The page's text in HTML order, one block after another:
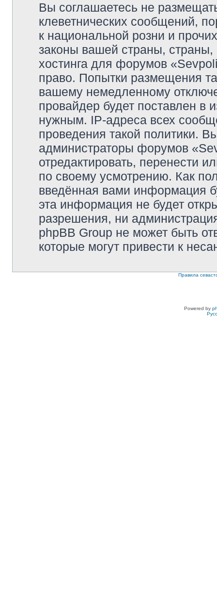
Вы соглашаетесь не
клеветнических сообщений,
к национальной розни и
законы вашей страны, страны,
хостинга для форумов
право. Попытки размещения
вашему немедленному
провайдер будет поставлен в
нужным. IP-адреса всех
проведения такой политики.
администраторы форумов
отредактировать, перенести
по своему усмотрению. Как
введённая вами информация
эта информация не будет
разрешения, ни
phpBB Group не может быть
которые могут привести к
Правила
Powered by